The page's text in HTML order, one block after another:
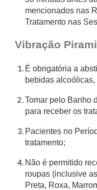
mencionados nas
Tratamento nas
Vibração
É obrigatória a
bebidas
Tomar pelo Banho
para receber os
Pacientes no
tratamento;
Não é permitido
roupas (inclusive
Preta, Roxa,